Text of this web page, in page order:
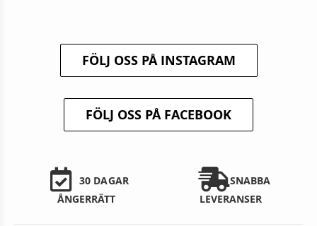
FÖLJ OSS PÅ INSTAGRAM
FÖLJ OSS PÅ FACEBOOK
30 DAGAR
ÅNGERRÄTT
SNABBA
LEVERANSER